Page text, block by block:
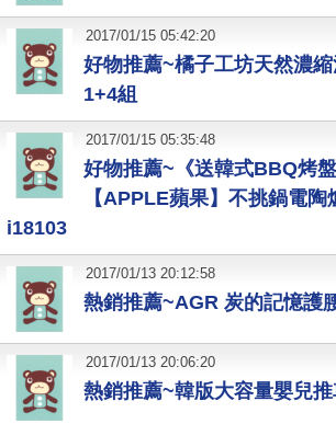
好物推薦~橘子工坊天然濃
1+4組
2017/01/15 05:42:20
好物推薦~《送韓式BBQ烤
【APPLE蘋果】不挑鍋電
i18103
2017/01/15 05:35:48
熱銷推薦~AGR 炭的記憶護
2017/01/13 20:12:58
熱銷推薦~韓版大容量嬰兒
2017/01/13 20:06:20